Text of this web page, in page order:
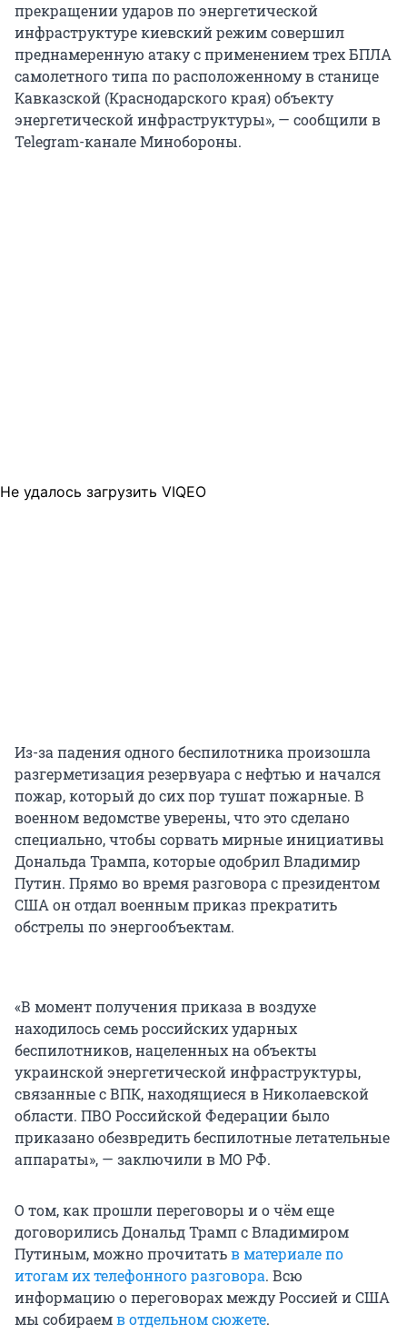
прекращении ударов по энергетической
инфраструктуре киевский режим совершил
преднамеренную атаку с применением трех БПЛА
самолетного типа по расположенному в станице
Кавказской (Краснодарского края) объекту
энергетической инфраструктуры», — сообщили в
Telegram-канале Минобороны.
Не удалось загрузить VIQEO
Из-за падения одного беспилотника произошла
разгерметизация резервуара с нефтью и начался
пожар, который до сих пор тушат пожарные. В
военном ведомстве уверены, что это сделано
специально, чтобы сорвать мирные инициативы
Дональда Трампа, которые одобрил Владимир
Путин. Прямо во время разговора с президентом
США он отдал военным приказ прекратить
обстрелы по энергообъектам.
«В момент получения приказа в воздухе
находилось семь российских ударных
беспилотников, нацеленных на объекты
украинской энергетической инфраструктуры,
связанные с ВПК, находящиеся в Николаевской
области. ПВО Российской Федерации было
приказано обезвредить беспилотные летательные
аппараты», — заключили в МО РФ.
О том, как прошли переговоры и о чём еще
договорились Дональд Трамп с Владимиром
Путиным, можно прочитатьв материале по
итогам их телефонного разговора. Всю
информацию о переговорах между Россией и США
мы собираемв отдельном сюжете.